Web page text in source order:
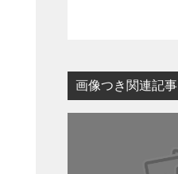
画像つき関連記事